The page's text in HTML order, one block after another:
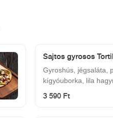
Sajtos gyrosos
Gyroshús, jégsaláta,
kígyóuborka, lila
3 590 Ft